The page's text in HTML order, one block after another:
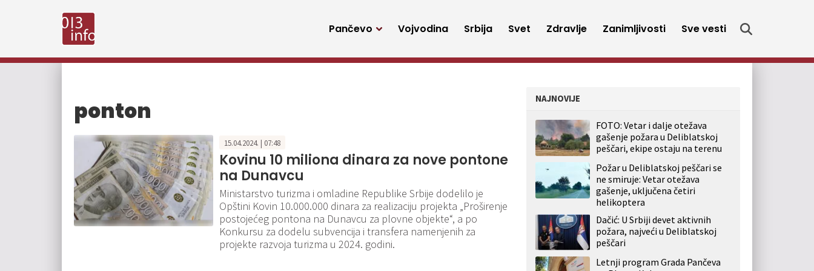
Pančevo Vojvodina Srbija Svet Zdravlje Zanimljivosti Sve vesti
ponton
15.04.2024. | 07:48
Kovinu 10 miliona dinara za nove pontone
na Dunavcu
Ministarstvo turizma i omladine Republike Srbije dodelilo je
Opštini Kovin 10.000.000 dinara za realizaciju projekta „Proširenje
postojećeg pontona na Dunavcu za plovne objekte“, a po
Konkursu za dodelu subvencija i transfera namenjenih za
projekte razvoja turizma u 2024. godini.
NAJNOVIJE
FOTO: Vetar i dalje otežava
gašenje požara u Deliblatskoj
peščari, ekipe ostaju na terenu
Požar u Deliblatskoj peščari se
ne smiruje: Vetar otežava
gašenje, uključena četiri
helikoptera
Dačić: U Srbiji devet aktivnih
požara, najveći u Deliblatskoj
peščari
Letnji program Grada Pančeva